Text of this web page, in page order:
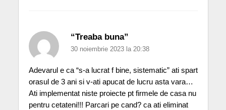
“Treaba buna”
30 noiembrie 2023 la 20:38
Adevarul e ca “s-a lucrat f bine, sistematic” ati spart
orasul de 3 ani si v-ati apucat de lucru asta vara…
Ati implementat niste proiecte pt firmele de casa nu
pentru cetateni!!! Parcari pe cand? ca ati eliminat